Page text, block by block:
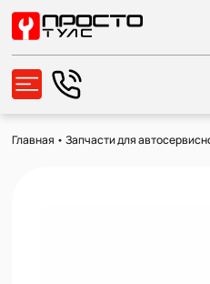
Главная •Запчасти для